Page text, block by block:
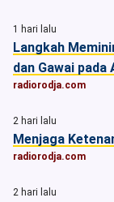
1 hari lalu
Langkah
dan Gawai pada
radiorodja.com
2 hari lalu
Menjaga
radiorodja.com
2 hari lalu